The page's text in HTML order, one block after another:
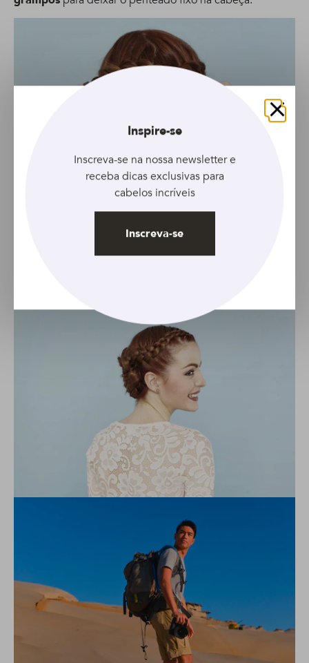
E pronto!
Se quiser, pode aplicar um spray fixador para deixar os
Fechar
Inspire-se
Inscreva-se na nossa newsletter e
receba dicas exclusivas para
cabelos incríveis
Inscreva-se